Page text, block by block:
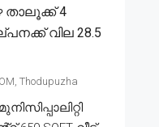
താലൂക്ക് 4
വില 28.5
Thodupuzha